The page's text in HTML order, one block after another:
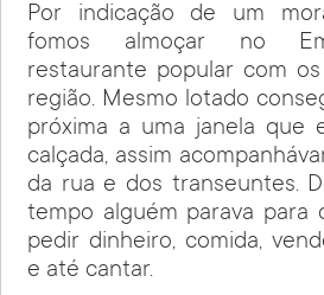
Por indicação de um
fomos almoçar no
restaurante popular com
região. Mesmo lotado
próxima a uma janela que
calçada, assim
da rua e dos transeuntes.
tempo alguém parava para
pedir dinheiro, comida,
e até cantar.